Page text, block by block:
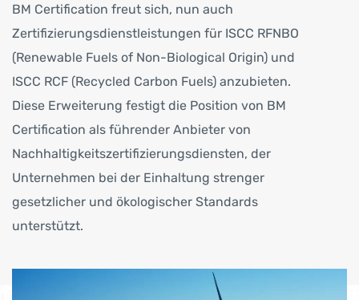
BM Certification freut sich, nun auch
Zertifizierungsdienstleistungen für ISCC RFNBO
(Renewable Fuels of Non-Biological Origin) und
ISCC RCF (Recycled Carbon Fuels) anzubieten.
Diese Erweiterung festigt die Position von BM
Certification als führender Anbieter von
Nachhaltigkeitszertifizierungsdiensten, der
Unternehmen bei der Einhaltung strenger
gesetzlicher und ökologischer Standards
unterstützt.